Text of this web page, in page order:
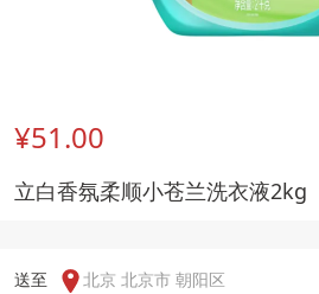
¥51.00
立白香氛柔顺小苍兰洗衣液2kg
送至
北京 北京市 朝阳区